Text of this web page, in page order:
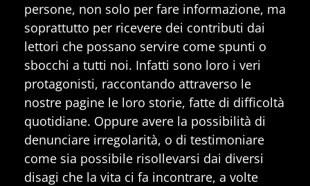
persone, non solo per fare informazione, ma
soprattutto per ricevere dei contributi dai
lettori che possano servire come spunti o
sbocchi a tutti noi. Infatti sono loro i veri
protagonisti, raccontando attraverso le
nostre pagine le loro storie, fatte di difficoltà
quotidiane. Oppure avere la possibilità di
denunciare irregolarità, o di testimoniare
come sia possibile risollevarsi dai diversi
disagi che la vita ci fa incontrare, a volte